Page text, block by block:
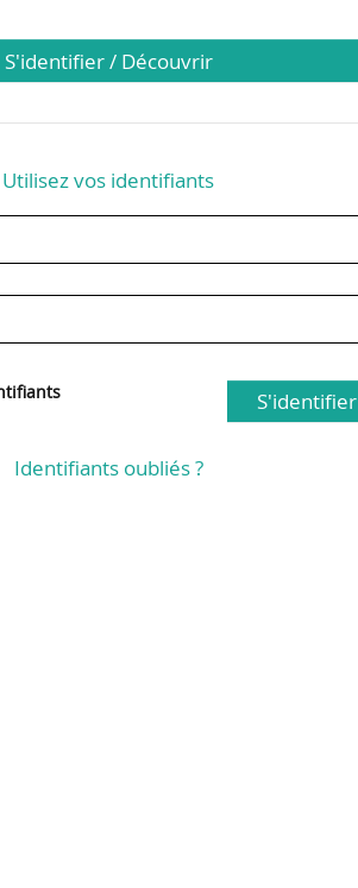
S'identifier / Découvrir
Utilisez vos identifiants
S'identifier
Identifiants oubliés ?